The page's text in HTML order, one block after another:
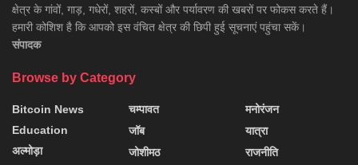
क्षेत्र के गांवों, गाड़, गधेरों, शहरों, कस्बों और पर्यावरण की खबरों पर फोकस करते हैं।
हमारी कोशिश है कि आपको इस वंचित क्षेत्र की छिपी हुई सूचनाएं पहुंचा सकें।
संपादक
Browse by Category
Bitcoin News
Education
अल्मोड़ा
चम्पावत
जॉब
जोशीमठ
मनोरंजन
यात्रा
राजनीति